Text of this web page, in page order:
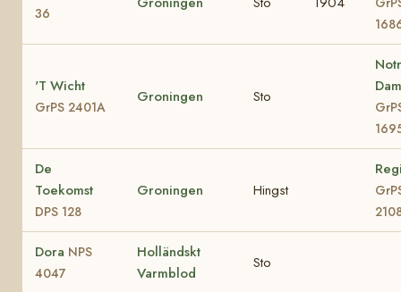
36
'T Wicht
GrPS 2401A
Groningen Sto
De
Toekomst
DPS 128
Groningen Hingst
Dora NPS
4047
Holländskt
Varmblod
Sto